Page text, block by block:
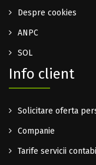
Despre cookies
ANPC
SOL
Info client
Solicitare oferta
Companie
Tarife servicii